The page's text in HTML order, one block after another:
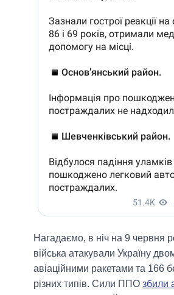
Нагадаємо, в ніч на 9 червня
війська атакували Україну
авіаційними ракетами та 166
різних типів. Сили ППО збили